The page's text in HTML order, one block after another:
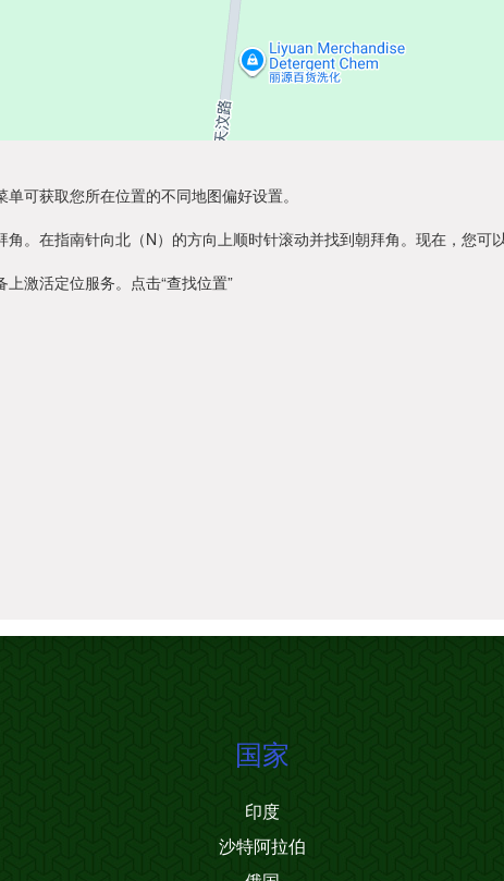
可获取您所在位置的不同地图偏好设置。
。在指南针向北（N）的方向上顺时针滚动并找到朝拜角。现在，您可
激活定位服务。点击“查找位置”
国家
印度
沙特阿拉伯